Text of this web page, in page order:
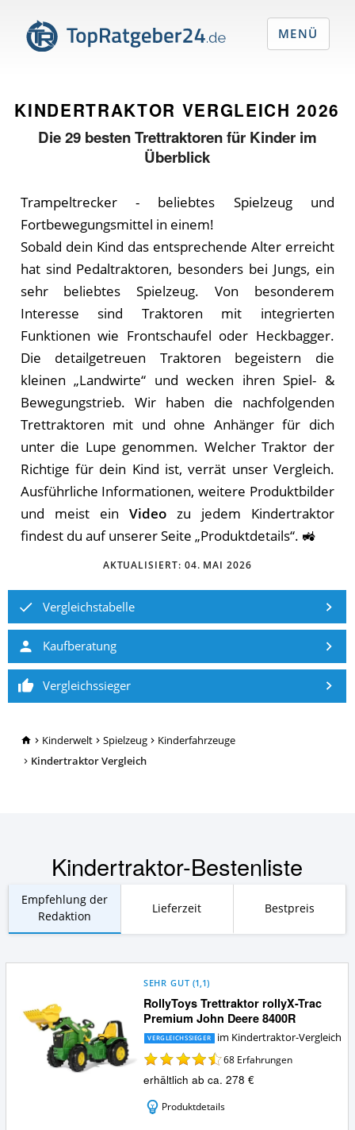
TopRatgeber24.de
Kinderwelt Spielzeug
Kinderfahrzeuge
Kindertraktor Vergleich
KINDERTRAKTOR VERGLEICH 2026
Die29 besten Trettraktoren für Kinder im
Überblick
Trampeltrecker - beliebtes Spielzeug und
Fortbewegungsmittel in einem!
Sobald dein Kind das entsprechende Alter erreicht
hat sind Pedaltraktoren, besonders bei Jungs, ein
sehr beliebtes Spielzeug. Von besonderem
Interesse sind Traktoren mit integrierten
Funktionen wie Frontschaufel oder Heckbagger.
Die detailgetreuen Traktoren begeistern die
kleinen „Landwirte“ und wecken ihren Spiel- &
Bewegungstrieb. Wir ha­ben die nachfolgenden
Trettraktoren mit und ohne Anhänger für dich
unter die Lupe genommen. Wel­cher Traktor der
Rich­ti­ge für dein Kind ist, ver­rät un­ser Ver­gleich.
Ausführliche Informationen, weitere Produktbilder
und meist ein Videozu jedem Kindertraktor
findest du auf unserer Seite „Produktdetails“. 🚜
AKTUALISIERT: 04. MAI 2026
Vergleichstabelle
Kaufberatung
Vergleichssieger
Kindertraktor-Bestenliste
Empfehlung der
Redaktion
Lieferzeit Bestpreis
RollyToys Trettraktor rollyX-Trac
Premium John Deere 8400R
SEHR GUT (1,1)
VERGLEICHSSIEGER im Kindertraktor-Vergleich
68 Erfahrungen
erhältlich ab ca. 278 €
Produktdetails
MENÜ